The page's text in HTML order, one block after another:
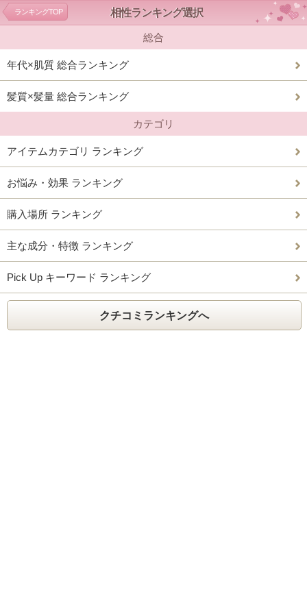
相性ランキング選択
ランキングTOP
総合
年代×肌質 総合ランキング
髪質×髪量 総合ランキング
カテゴリ
アイテムカテゴリ ランキング
お悩み・効果 ランキング
購入場所 ランキング
主な成分・特徴 ランキング
Pick Up キーワード ランキング
クチコミランキングへ